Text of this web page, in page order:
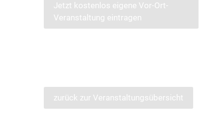
Jetzt kostenlos eigene Vor-Ort-
Veranstaltung eintragen
zurück zur Veranstaltungsübersicht